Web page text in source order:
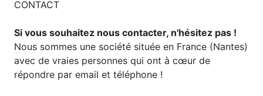
CONTACT
Si vous souhaitez nous contacter, n'hésitez pas !
Nous sommes une société située en France (Nantes)
avec de vraies personnes qui ont à cœur de
répondre par email et téléphone !